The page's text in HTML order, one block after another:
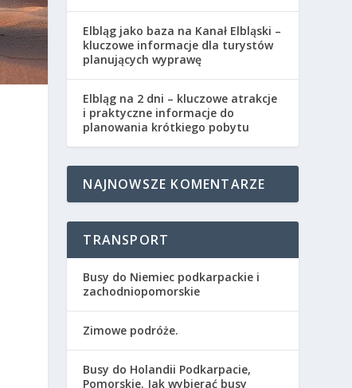
Elbląg jako baza na Kanał Elbląski –
kluczowe informacje dla turystów
planujących wyprawę
Elbląg na 2 dni – kluczowe atrakcje
i praktyczne informacje do
planowania krótkiego pobytu
NAJNOWSZE KOMENTARZE
TRANSPORT
Busy do Niemiec podkarpackie i
zachodniopomorskie
Zimowe podróże.
Busy do Holandii Podkarpacie,
Pomorskie. Jak wybierać busy